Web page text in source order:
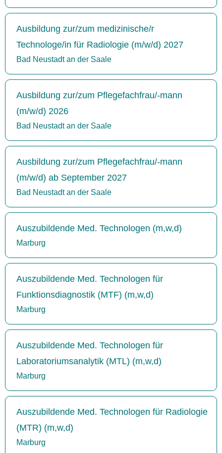
Ausbildung zur/zum medizinische/r
Technologe/in für Radiologie (m/w/d) 2027
Bad Neustadt an der Saale
Ausbildung zur/zum Pflegefachfrau/-mann
(m/w/d) 2026
Bad Neustadt an der Saale
Ausbildung zur/zum Pflegefachfrau/-mann
(m/w/d) ab September 2027
Bad Neustadt an der Saale
Auszubildende Med. Technologen (m,w,d)
Marburg
Auszubildende Med. Technologen für
Funktionsdiagnostik (MTF) (m,w,d)
Marburg
Auszubildende Med. Technologen für
Laboratoriumsanalytik (MTL) (m,w,d)
Marburg
Auszubildende Med. Technologen für Radiologie
(MTR) (m,w,d)
Marburg